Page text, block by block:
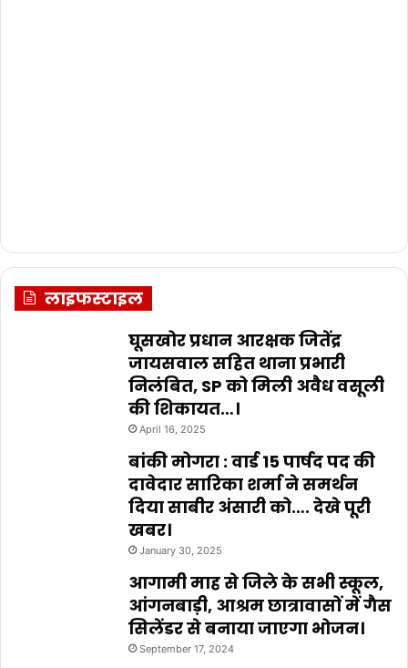
लाइफस्टाइल
घूसखोर प्रधान आरक्षक जितेंद्र
जायसवाल सहित थाना प्रभारी
निलंबित, SP को मिली अवैध वसूली
की शिकायत…।
April 16, 2025
बांकी मोगरा : वार्ड 15 पार्षद पद की
दावेदार सारिका शर्मा ने समर्थन
दिया साबीर अंसारी को…. देखे पूरी
खबर।
January 30, 2025
आगामी माह से जिले के सभी स्कूल,
आंगनबाड़ी, आश्रम छात्रावासों में गैस
सिलेंडर से बनाया जाएगा भोजन।
September 17, 2024